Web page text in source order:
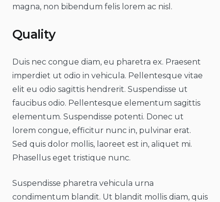
magna, non bibendum felis lorem ac nisl.
Quality
Duis nec congue diam, eu pharetra ex. Praesent
imperdiet ut odio in vehicula. Pellentesque vitae
elit eu odio sagittis hendrerit. Suspendisse ut
faucibus odio. Pellentesque elementum sagittis
elementum. Suspendisse potenti. Donec ut
lorem congue, efficitur nunc in, pulvinar erat.
Sed quis dolor mollis, laoreet est in, aliquet mi.
Phasellus eget tristique nunc.
Suspendisse pharetra vehicula urna
condimentum blandit. Ut blandit mollis diam, quis